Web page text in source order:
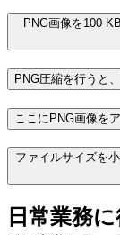
PNG画像を100
PNG圧縮を行うと
ここにPNG画像を
ファイルサイズを
日常業務